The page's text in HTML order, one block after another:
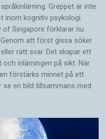
bildar de
enskilda
och diftonger, så
och de ljud de
fram med
tycks
väl medvetna
alla andra nationer
förändringen av
men stadig
åtskilliga decennier.
brev visar
nästan
danska i kontakt
de dock stoppa
Greppet är inte
inom kognitiv psykologi.
of Singa­pore förklarar nu
att först gissa ­söker
rätt svar. Det skapar ett
inlärningen på sikt. När
förstärks minnet på ett
en bild tillsammans med